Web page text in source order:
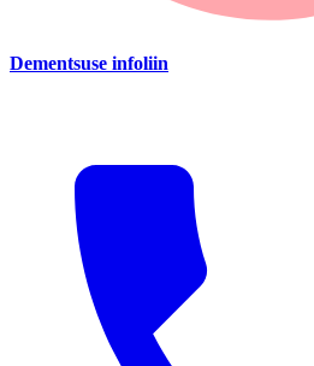
Dementsuse infoliin